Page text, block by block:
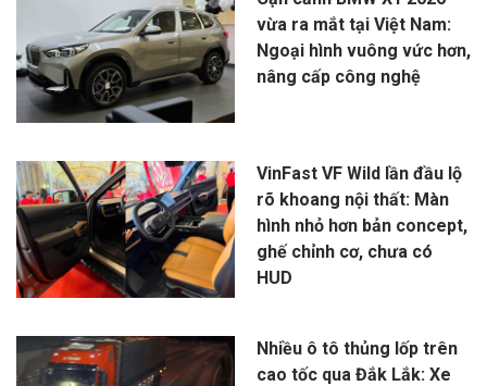
vừa ra mắt tại Việt Nam:
Ngoại hình vuông vức hơn,
nâng cấp công nghệ
VinFast VF Wild lần đầu lộ
rõ khoang nội thất: Màn
hình nhỏ hơn bản concept,
ghế chỉnh cơ, chưa có
HUD
Nhiều ô tô thủng lốp trên
cao tốc qua Đắk Lắk: Xe